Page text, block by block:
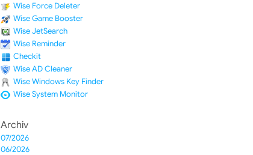
Wise Force Deleter
Wise Game Booster
Wise JetSearch
Wise Reminder
Checkit
Wise AD Cleaner
Wise Windows Key Finder
Wise System Monitor
Archiv
07/2026
06/2026